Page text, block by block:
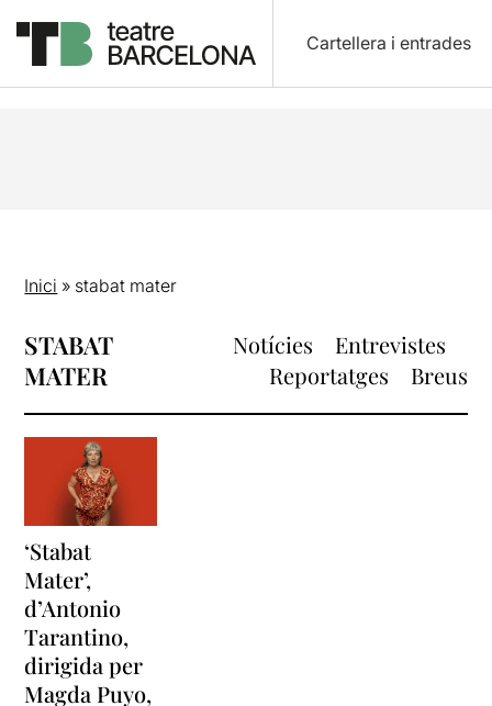
Cartellera i entrades
Inici » stabat mater
STABAT
MATER
Notícies
Entrevistes
Reportatges
Breus
‘Stabat
Mater’,
d’Antonio
Tarantino,
dirigida per
Magda Puyo,